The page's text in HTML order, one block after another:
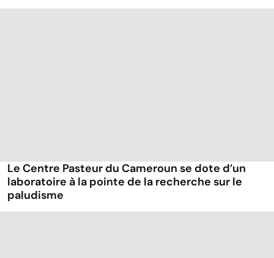
Le Centre Pasteur du Cameroun se dote d’un
laboratoire à la pointe de la recherche sur le
paludisme